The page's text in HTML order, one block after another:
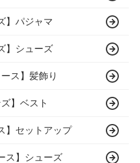
】パジャマ
】シューズ
ース】髪飾り
ズ】ベスト
】セットアップ
ス】シューズ